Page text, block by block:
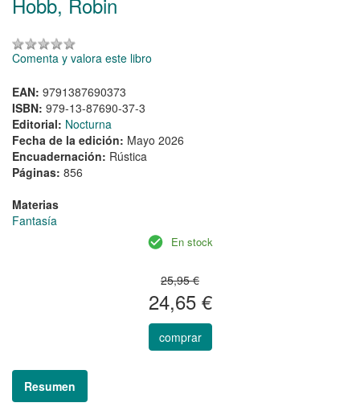
Comenta y valora este libro
EAN: 9791387690373
ISBN: 979-13-87690-37-3
Editorial: Nocturna
Fecha de la edición: Mayo 2026
Encuadernación: Rústica
Páginas: 856
Materias
Fantasía
En stock
25,95 €
24,65 €
comprar
Resumen